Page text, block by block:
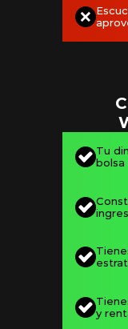
Tu
bolsa
y